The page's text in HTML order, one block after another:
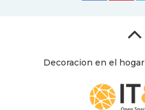
Decoracion en el hogar